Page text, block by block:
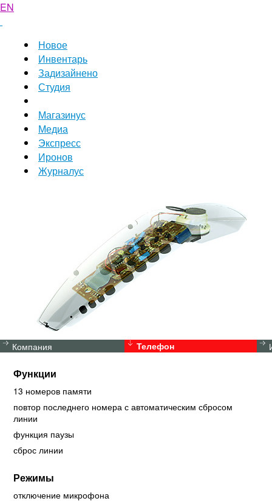
EN
Новое
Инвентарь
Задизайнено
Студия
Магазинус
Медиа
Экспресс
Иронов
Журналус
Компания Телефон
Функции
13 номеров памяти
повтор последнего номера с автоматическим сбросом
линии
функция паузы
сброс линии
Режимы
отключение микрофона